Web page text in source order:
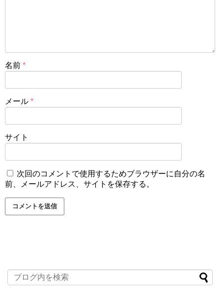
名前 *
メール *
サイト
次回のコメントで使用するためブラウザーに自分の名
前、メールアドレス、サイトを保存する。